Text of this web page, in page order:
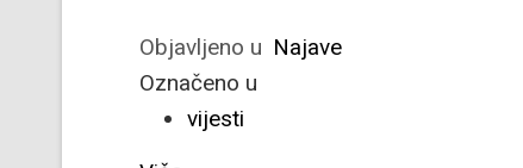
Objavljeno u Najave
Označeno u
vijesti